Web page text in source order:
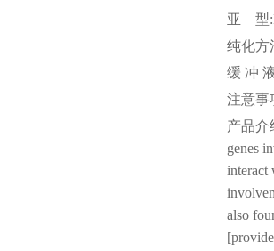
亚
型
纯化方
缓 冲
注意事
产品介
genes
interact
also